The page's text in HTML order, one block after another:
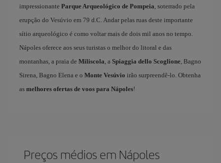
impressionante Parque Arqueológico de Pompeia, soterrado pela
erupção do Vesúvio em 79 d.C. Andar pelas ruas deste importante
sítio arqueológico é como voltar mais de dois mil anos no tempo.
Nápoles oferece aos seus turistas o melhor do litoral e das
montanhas, a praia de Miliscola, a Spiaggia dello Scoglione, Bagno
Sirena, Bagno Elena e o Monte Vesúvio irão surpreendê-lo. Obtenha
as melhores ofertas de voos para Nápoles!
Preços médios em Nápoles